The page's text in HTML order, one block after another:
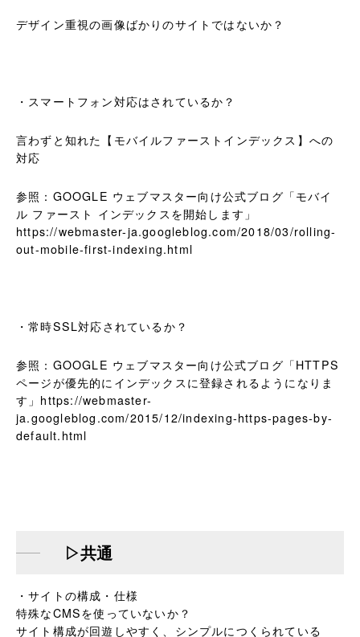
デザイン重視の画像ばかりのサイトではないか？
・スマートフォン対応はされているか？
言わずと知れた【モバイルファーストインデックス】への
対応
参照：GOOGLE ウェブマスター向け公式ブログ「モバイ
ル ファースト インデックスを開始します」
https://webmaster-ja.googleblog.com/2018/03/rolling-
out-mobile-first-indexing.html
・常時SSL対応されているか？
参照：GOOGLE ウェブマスター向け公式ブログ「HTTPS
ページが優先的にインデックスに登録されるようになりま
す」https://webmaster-
ja.googleblog.com/2015/12/indexing-https-pages-by-
default.html
▷共通
・サイトの構成・仕様
特殊なCMSを使っていないか？
サイト構成が回遊しやすく、シンプルにつくられている